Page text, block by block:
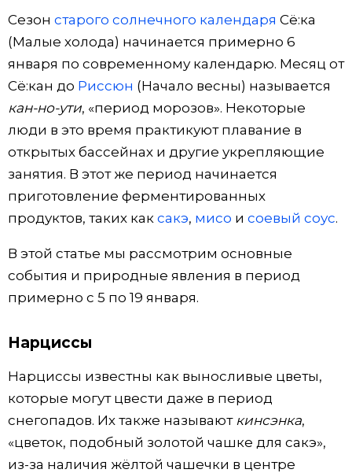
Токио
От редакции
Сезон старого солнечного календаря Сё:ка
(Малые холода) начинается примерно 6
января по современному календарю. Месяц от
Сё:кан до Риссюн (Начало весны) называется
кан-но-ути, «период морозов». Некоторые
люди в это время практикуют плавание в
открытых бассейнах и другие укрепляющие
занятия. В этот же период начинается
приготовление ферментированных
продуктов, таких как сакэ, мисо и соевый соус.
В этой статье мы рассмотрим основные
события и природные явления в период
примерно с 5 по 19 января.
Нарциссы
Нарциссы известны как выносливые цветы,
которые могут цвести даже в период
снегопадов. Их также называют кинсэнка,
«цветок, подобный золотой чашке для сакэ»,
из-за наличия жёлтой чашечки в центре